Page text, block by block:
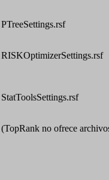
PTreeSettings.rsf
RISKOptimizerSettings.rsf
StatToolsSettings.rsf
(TopRank no ofrece